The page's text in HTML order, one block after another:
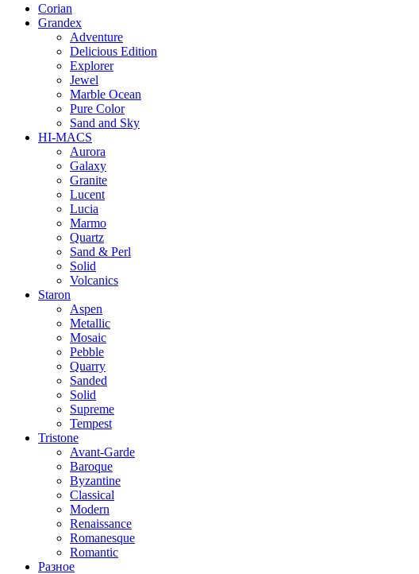
Corian
Grandex
Adventure
Delicious Edition
Explorer
Jewel
Marble Ocean
Pure Color
Sand and Sky
HI-MACS
Aurora
Galaxy
Granite
Lucent
Lucia
Marmo
Quartz
Sand & Perl
Solid
Volcanics
Staron
Aspen
Metallic
Mosaic
Pebble
Quarry
Sanded
Solid
Supreme
Tempest
Tristone
Avant-Garde
Baroque
Byzantine
Classical
Modern
Renaissance
Romanesque
Romantic
Разное